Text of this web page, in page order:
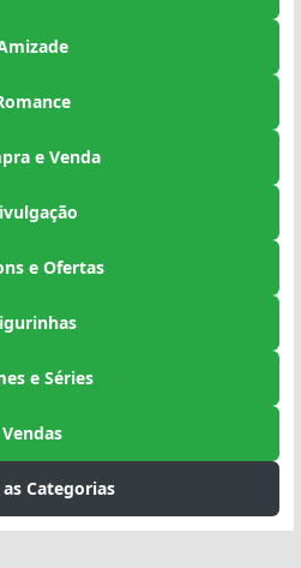
e Venda
e Ofertas
e Séries
Vendas
as Categorias